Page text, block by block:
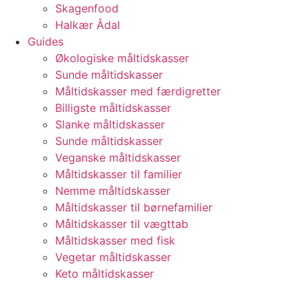
Skagenfood
Halkær Ådal
Guides
Økologiske måltidskasser
Sunde måltidskasser
Måltidskasser med færdigretter
Billigste måltidskasser
Slanke måltidskasser
Sunde måltidskasser
Veganske måltidskasser
Måltidskasser til familier
Nemme måltidskasser
Måltidskasser til børnefamilier
Måltidskasser til vægttab
Måltidskasser med fisk
Vegetar måltidskasser
Keto måltidskasser